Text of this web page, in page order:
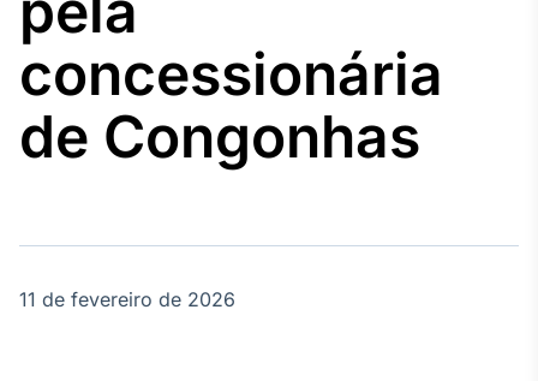
Tudo sobre o
agronegócio
concessionária
de Congonhas
11 de fevereiro de 2026